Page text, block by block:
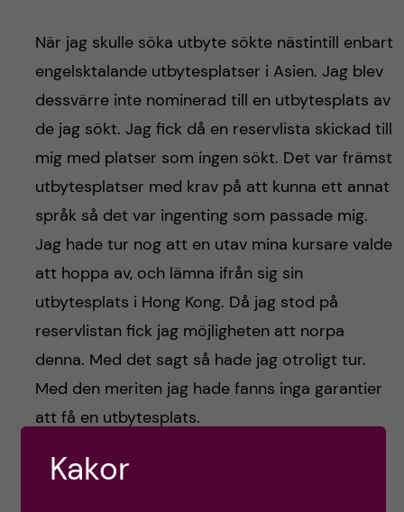
När jag skulle söka utbyte sökte nästintill enbart
engelsktalande utbytesplatser i Asien. Jag blev
dessvärre inte nominerad till en utbytesplats av
de jag sökt. Jag fick då en reservlista skickad till
mig med platser som ingen sökt. Det var främst
utbytesplatser med krav på att kunna ett annat
språk så det var ingenting som passade mig.
Jag hade tur nog att en utav mina kursare valde
att hoppa av, och lämna ifrån sig sin
utbytesplats i Hong Kong. Då jag stod på
reservlistan fick jag möjligheten att norpa
denna. Med det sagt så hade jag otroligt tur.
Med den meriten jag hade fanns inga garantier
att få en utbytesplats.
Meriten som krävs för diverse utbytesplatser
Kakor